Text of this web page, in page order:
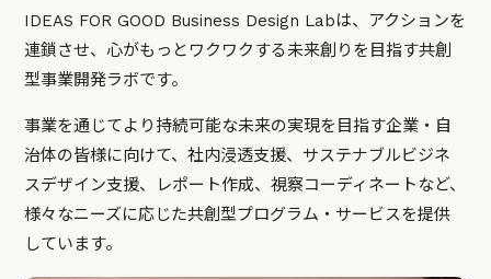
IDEAS FOR GOOD Business Design Labは、アクションを
連鎖させ、心がもっとワクワクする未来創りを目指す共創
型事業開発ラボです。
事業を通じてより持続可能な未来の実現を目指す企業・自
治体の皆様に向けて、社内浸透支援、サステナブルビジネ
スデザイン支援、レポート作成、視察コーディネートなど、
様々なニーズに応じた共創型プログラム・サービスを提供
しています。